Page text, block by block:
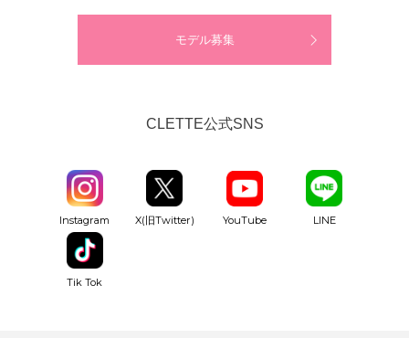
モデル募集
CLETTE公式SNS
Instagram X(旧Twitter) YouTube LINE
Tik Tok